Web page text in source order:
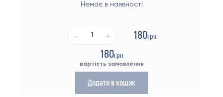
Немає в наявності
- + 180грн
180грн
вартість замовлення
Додати в кошик